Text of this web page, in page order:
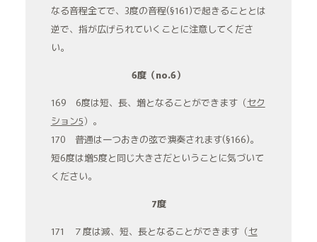
なる音程全てで、3度の音程(§161)で起きることとは
逆で、指が広げられていくことに注意してくださ
い。
6度（no.6）
169 6度は短、長、増となることができます（セク
ション5）。
170 普通は一つおきの弦で演奏されます(§166)。
短6度は増5度と同じ大きさだということに気づいて
ください。
7度
171 ７度は減、短、長となることができます（セ